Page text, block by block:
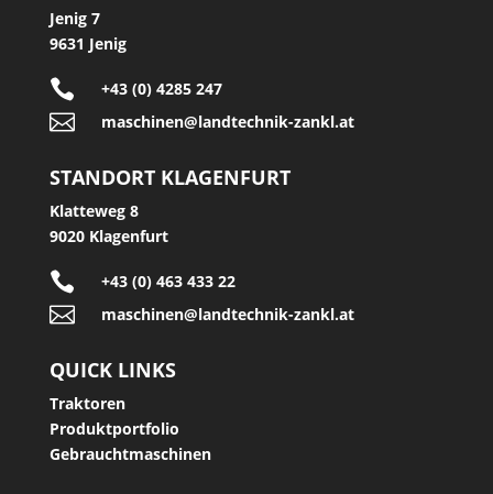
Jenig 7
9631 Jenig
 +43 (0) 4285 247
 maschinen@landtechnik-zankl.at
STANDORT KLAGENFURT
Klatteweg 8
9020 Klagenfurt
 +43 (0) 463 433 22
 maschinen@landtechnik-zankl.at
QUICK LINKS
Traktoren
Produktportfolio
Gebrauchtmaschinen